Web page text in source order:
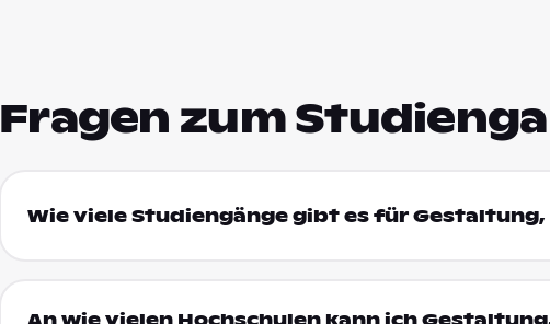
Fragen zum
Wie viele Studiengänge gibt es für Gestaltung,